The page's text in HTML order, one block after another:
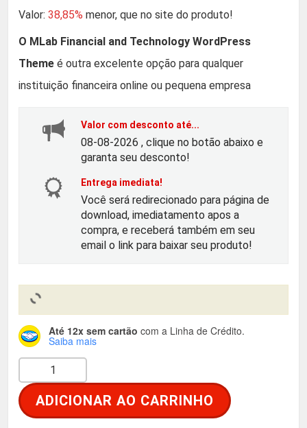
p
r
o
o
r
i
n
l
p
r
o
a
t
u
é
R
Valor: 38,85% menor, que no site do produto!
O MLab Financial and Technology WordPress
Theme é outra excelente opção para qualquer
instituição financeira online ou pequena empresa
Valor com desconto até...
08-08-2026 , clique no botão abaixo e
garanta seu desconto!
Entrega imediata!
Você será redirecionado para página de
download, imediatamento apos a
compra, e receberá também em seu
email o link para baixar seu produto!
Até 12x sem cartão com a Linha de Crédito.
Saiba mais
L
a
ADICIONAR AO CARRINHO